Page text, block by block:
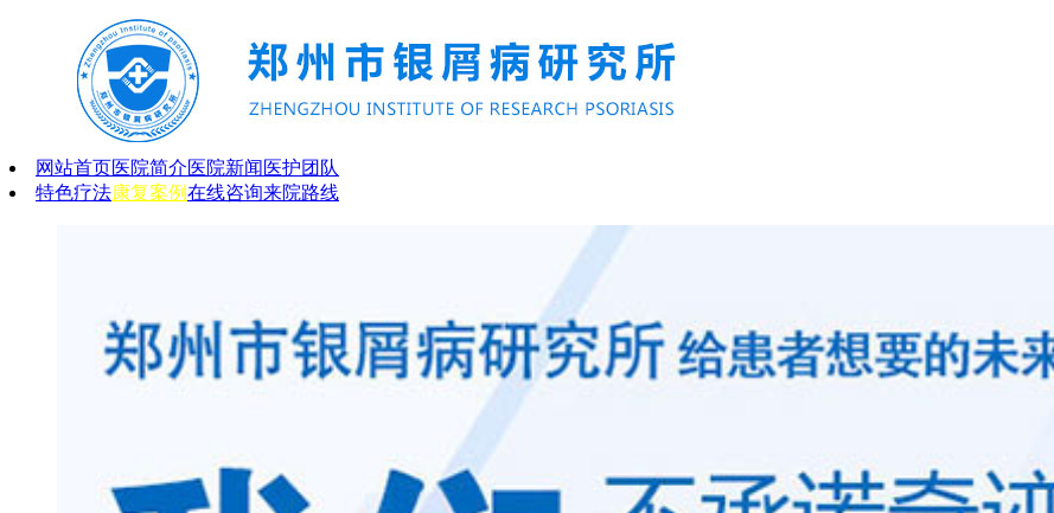
网站首页医院简介医院新闻 医护团队
特色疗法康复案例在线咨询来院路线